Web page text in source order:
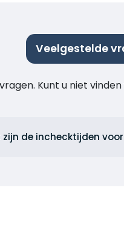
Veelgestelde
Kunt u niet
zijn de inchecktijden